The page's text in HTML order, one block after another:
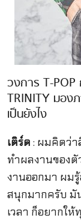
วงการ T-POP
TRINITY มอง
เป็นยังไง
เติร์ด : ผมคิดว่
ทำผลงานของตั
งานออกมา ผม
สนุกมากครับ มั
เวลา ก็อยากใ